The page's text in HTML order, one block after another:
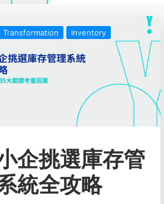
有客戶關係管理、銷
據，系統自動更新數
了數據管理的效率，
應鏈決策 四、AI自動
化出單與庫存策略
從採購、集貨、訂單
據驅動，管理層僅需
AI 將讓出單與庫存
場，能夠提前預知需
市場領先的關鍵！
內建的人工智能使其
業量身定制的專業 AI
個業務運營當中。 了
Transformation Inventory
企挑選庫存管
統全攻略